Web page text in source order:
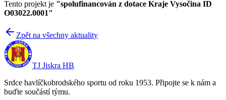
Tento projekt je "spolufinancován z dotace Kraje Vysočina ID
O03022.0001"
Zpět na všechny aktuality
TJ Jiskra HB
Srdce havlíčkobrodského sportu od roku 1953. Připojte se k nám a
buďte součástí týmu.